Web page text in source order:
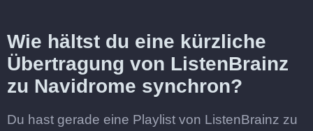
Wie hältst du eine kürzliche
Übertragung von ListenBrainz
zu Navidrome synchron?
Du hast gerade eine Playlist von ListenBrainz zu